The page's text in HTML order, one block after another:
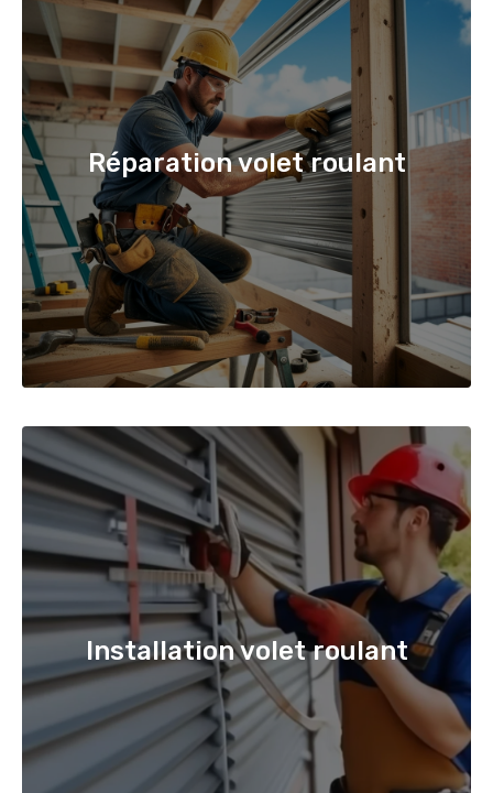
Réparation volet roulant
Installation volet roulant